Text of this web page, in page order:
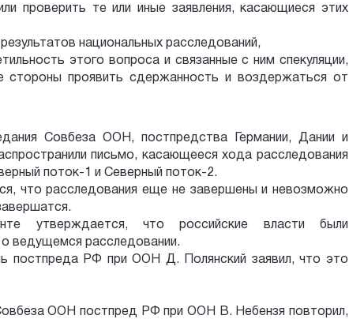
проверить те или иные заявления, касающиеся этих
национальных расследований,
этого вопроса и связанные с ним спекуляции,
стороны проявить сдержанность и воздержаться от
Совбеза ООН, постпредства Германии, Дании и
письмо, касающееся хода расследования
поток-1 и Северный поток-2.
что расследования еще не завершены и невозможно
утверждается, что российские власти были
ведущемся расследовании.
постпреда РФ при ООН Д. Полянский заявил, что это
ООН постпред РФ при ООН В. Небензя повторил,